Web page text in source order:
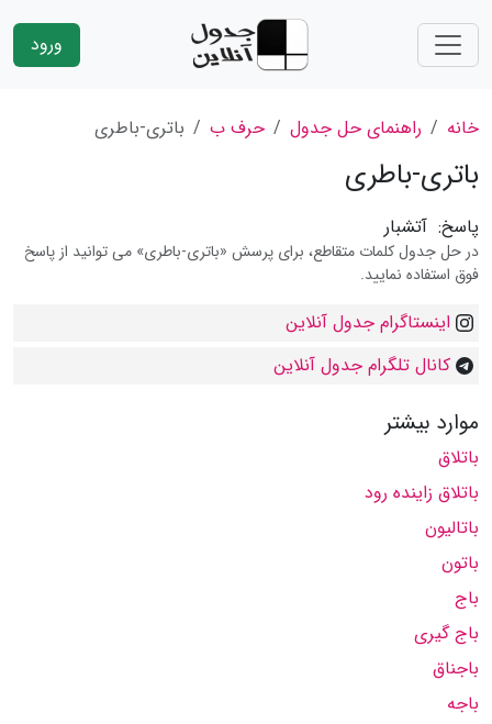
ورود
خانه راهنمای حل جدول حرف ب باتری-باطری
باتری-باطری
پاسخ: آتشبار
در حل جدول کلمات متقاطع، برای پرسش «باتری-باطری» می توانید از پاسخ
فوق استفاده نمایید.
اینستاگرام جدول آنلاین
کانال تلگرام جدول آنلاین
موارد بیشتر
باتلاق
باتلاق زاینده رود
باتالیون
باتون
باج
باج گیری
باجناق
باجه